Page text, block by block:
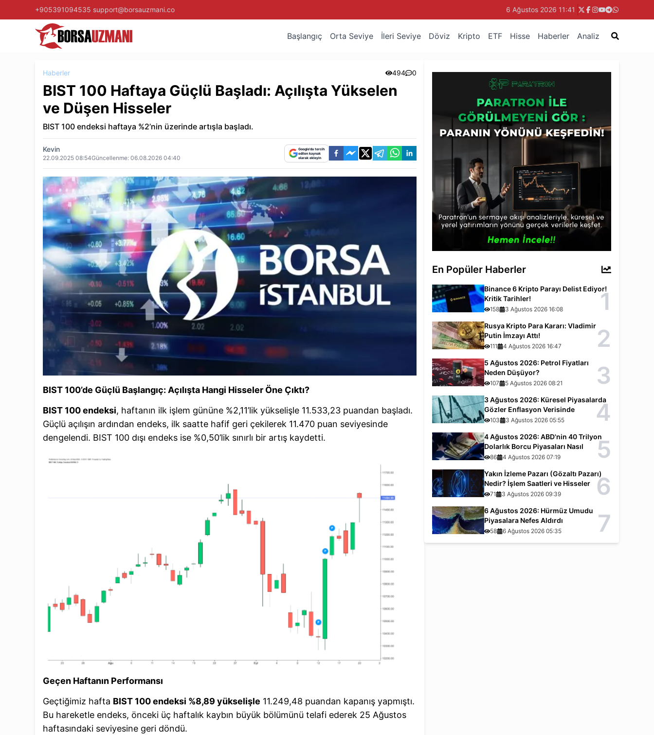
+905391094535 support@borsauzmani.co 6 Ağustos 2026 11:41
Başlangıç Orta Seviye İleri Seviye Döviz Kripto ETF Hisse Haberler Analiz
Haberler 494 0
BIST 100 Haftaya Güçlü Başladı: Açılışta Yükselen
ve Düşen Hisseler
BIST 100 endeksi haftaya %2’nin üzerinde artışla başladı.
Kevin
22.09.2025 08:54Güncellenme: 06.08.2026 04:40
Google'da tercih
edilen kaynak
olarak ekleyin
BIST 100’de Güçlü Başlangıç: Açılışta Hangi Hisseler Öne Çıktı?
BIST 100 endeksi, haftanın ilk işlem gününe %2,11’lik yükselişle 11.533,23 puandan başladı.
Güçlü açılışın ardından endeks, ilk saatte hafif geri çekilerek 11.470 puan seviyesinde
dengelendi. BIST 100 dışı endeks ise %0,50’lik sınırlı bir artış kaydetti.
Geçen Haftanın Performansı
Geçtiğimiz hafta BIST 100 endeksi %8,89 yükselişle 11.249,48 puandan kapanış yapmıştı.
Bu hareketle endeks, önceki üç haftalık kaybın büyük bölümünü telafi ederek 25 Ağustos
haftasındaki seviyesine geri döndü.
En Popüler Haberler
Binance 6 Kripto Parayı Delist Ediyor!
Kritik Tarihler!
158 3 Ağustos 2026 16:08 1
Rusya Kripto Para Kararı: Vladimir
Putin İmzayı Attı!
111 4 Ağustos 2026 16:47 2
5 Ağustos 2026: Petrol Fiyatları
Neden Düşüyor?
107 5 Ağustos 2026 08:21 3
3 Ağustos 2026: Küresel Piyasalarda
Gözler Enflasyon Verisinde
103 3 Ağustos 2026 05:55 4
4 Ağustos 2026: ABD'nin 40 Trilyon
Dolarlık Borcu Piyasaları Nasıl
Etkiliyor?
86 4 Ağustos 2026 07:19 5
Yakın İzleme Pazarı (Gözaltı Pazarı)
Nedir? İşlem Saatleri ve Hisseler
71 3 Ağustos 2026 09:39 6
6 Ağustos 2026: Hürmüz Umudu
Piyasalara Nefes Aldırdı
58 6 Ağustos 2026 05:35 7